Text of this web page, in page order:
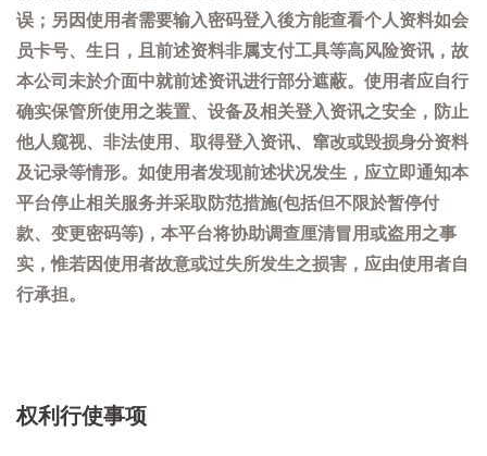
误；另因使用者需要输入密码登入後方能查看个人资料如会
员卡号、生日，且前述资料非属支付工具等高风险资讯，故
本公司未於介面中就前述资讯进行部分遮蔽。使用者应自行
确实保管所使用之装置、设备及相关登入资讯之安全，防止
他人窥视、非法使用、取得登入资讯、窜改或毁损身分资料
及记录等情形。如使用者发现前述状况发生，应立即通知本
平台停止相关服务并采取防范措施(包括但不限於暂停付
款、变更密码等)，本平台将协助调查厘清冒用或盗用之事
实，惟若因使用者故意或过失所发生之损害，应由使用者自
行承担。
权利行使事项